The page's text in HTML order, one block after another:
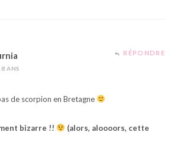
ANS
RÉPONDRE
de scorpion en Bretagne
bizarre !!
(alors, aloooors, cette